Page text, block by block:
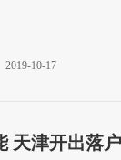
2019-10-17
天津开出落